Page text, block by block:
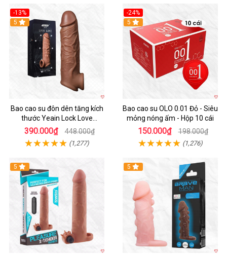
-13%
5
Bao cao su đôn dên tăng kích
thước Yeain Lock Love
Raytheon
390.000₫ 448.000₫
(1,277)
-24%
Hot
5
Bao cao su OLO 0.01 Đỏ - Siêu
mỏng nóng ấm - Hộp 10 cái
150.000₫ 198.000₫
(1,276)
5 5